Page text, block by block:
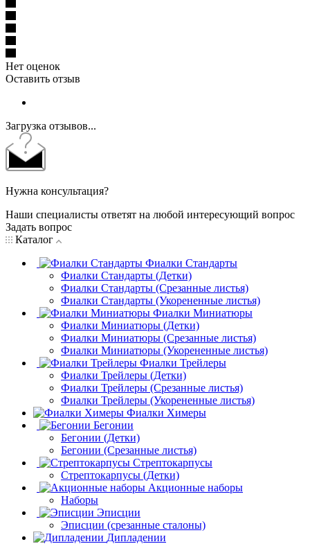
Нет оценок
Оставить отзыв
Загрузка отзывов...
Нужна консультация?
Наши специалисты ответят на любой интересующий вопрос
Задать вопрос
Каталог
Фиалки Стандарты
Фиалки Стандарты (Детки)
Фиалки Стандарты (Срезанные листья)
Фиалки Стандарты (Укорененные листья)
Фиалки Миниатюры
Фиалки Миниатюры (Детки)
Фиалки Миниатюры (Срезанные листья)
Фиалки Миниатюры (Укорененные листья)
Фиалки Трейлеры
Фиалки Трейлеры (Детки)
Фиалки Трейлеры (Срезанные листья)
Фиалки Трейлеры (Укорененные листья)
Фиалки Химеры
Бегонии
Бегонии (Детки)
Бегонии (Срезанные листья)
Стрептокарпусы
Стрептокарпусы (Детки)
Акционные наборы
Наборы
Эписции
Эписции (срезанные сталоны)
Дипладении